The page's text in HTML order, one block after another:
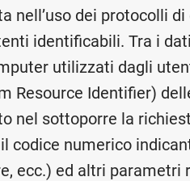
nell’uso dei protocolli
identificabili. Tra i
utilizzati dagli
Resource Identifier)
nel sottoporre la
codice numerico
ecc.) ed altri